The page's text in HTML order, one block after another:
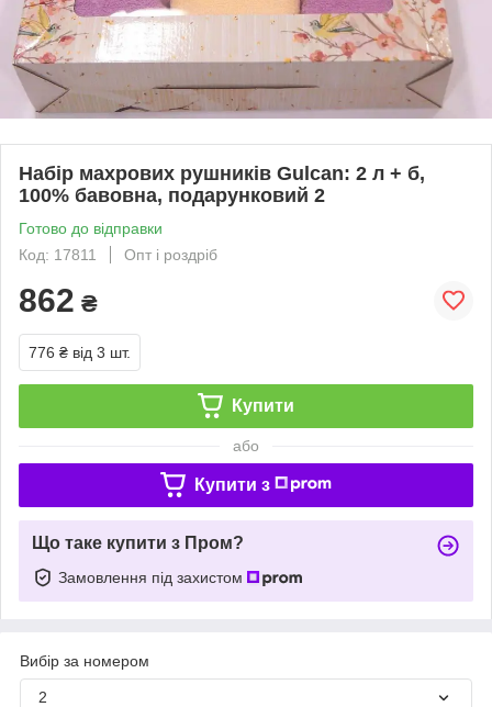
Набір махрових рушників Gulcan: 2 л + б,
100% бавовна, подарунковий 2
Готово до відправки
Код: 17811
Опт і роздріб
862 ₴
776 ₴ від 3 шт.
Купити
або
Купити з
Що таке купити з Пром?
Замовлення під захистом
Вибір за номером
2